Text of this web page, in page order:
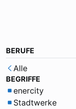
BERUFE
Alle
BEGRIFFE
enercity
Stadtwerke